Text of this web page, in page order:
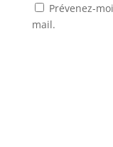
Prévenez-
mail.